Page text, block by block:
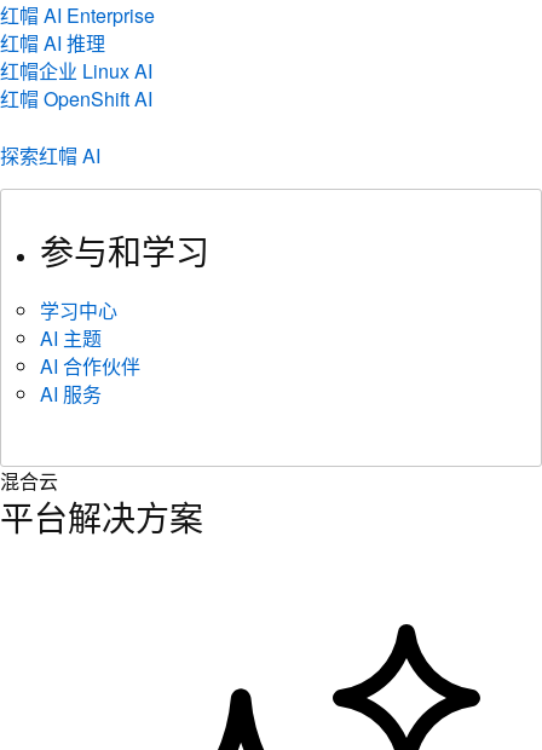
红帽 AI Enterprise
红帽 AI 推理
红帽企业 Linux AI
红帽 OpenShift AI
探索红帽 AI
参与和学习
学习中心
AI 主题
AI 合作伙伴
AI 服务
混合云
平台解决方案